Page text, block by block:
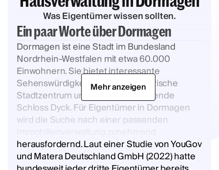
Was Eigentümer wissen sollten.
Ein paar Worte über Dormagen
Dormagen ist eine Stadt im Bundesland
Nordrhein-Westfalen mit etwa 60.000
Einwohnern. Sie bietet interessante
Sehenswürdigkeiten wie das historische
Stadtzentrum und das beeindruckende
Schloss Dyck. Für Eigentümer in Dormagen
wird die Suche nach einer passenden
herausfordernd. Laut einer Studie von YouGov
und Matera Deutschland GmbH (2022) hatte
Mehr anzeigen